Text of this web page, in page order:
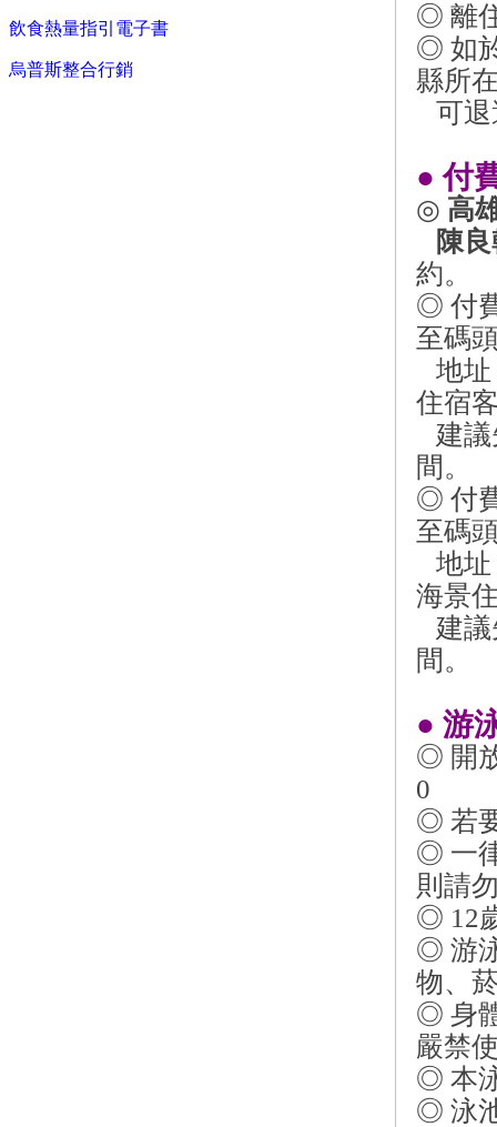
飲食熱量指引電子書
烏普斯整合行銷
◎ 離
◎ 如
縣所
可退
●付
◎ 高
陳良
約。
◎ 付
至碼
地址
住宿
建議
間。
◎ 付
至碼
地址
海景
建議
間。
● 游
◎ 開
0
◎ 若
◎ 一
則請
◎ 12
◎ 游
物、
◎ 身
嚴禁
◎ 本
◎ 泳